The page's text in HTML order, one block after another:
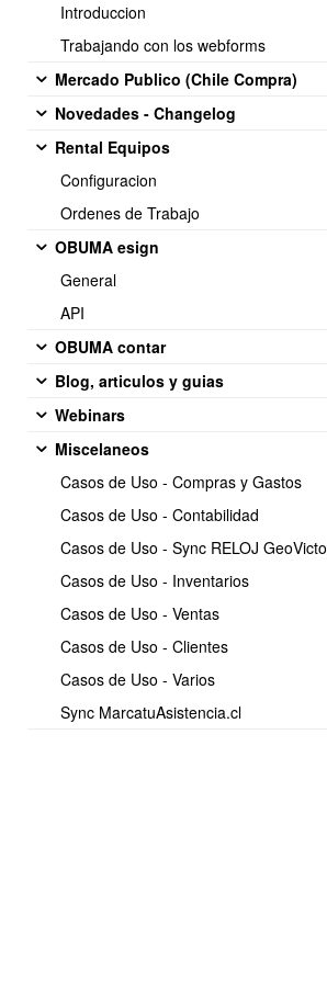
Introduccion
Trabajando con los webforms
Mercado Publico (Chile Compra)
Novedades - Changelog
Rental Equipos
Configuracion
Ordenes de Trabajo
OBUMA esign
General
API
OBUMA contar
Blog, articulos y guias
Webinars
Miscelaneos
Casos de Uso - Compras y Gastos
Casos de Uso - Contabilidad
Casos de Uso - Sync RELOJ
Casos de Uso - Inventarios
Casos de Uso - Ventas
Casos de Uso - Clientes
Casos de Uso - Varios
Sync MarcatuAsistencia.cl
donde aparecera el empleado que ha
<< Anterior